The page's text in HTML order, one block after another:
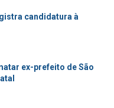
candidatura à
ex-prefeito de São